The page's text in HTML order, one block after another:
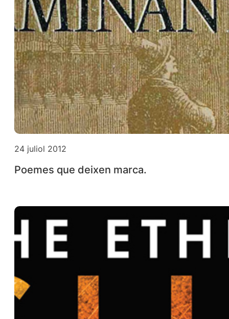
24 juliol 2012
Poemes que deixen marca.